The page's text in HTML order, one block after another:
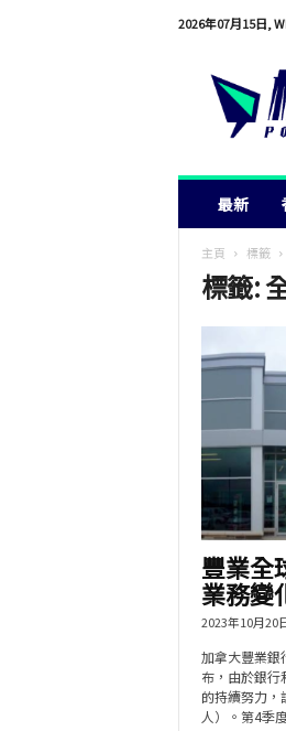
2026年07月15日,
最新
主頁 標籤
標籤:
豐業全
業務變
2023年10月20
加拿大豐業
布，由於銀行
的持續努力
人）。第4季